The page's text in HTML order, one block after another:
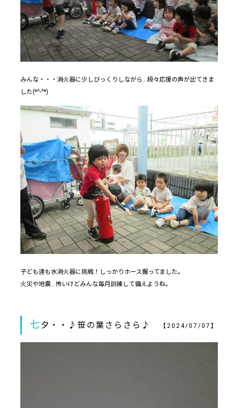
みんな・・・消火器に少しびっくりしながら...段々応援の声が出てきま
した(*^-^*)
子ども達も水消火器に挑戦！しっかりホース握ってました。
火災や地震...怖いけどみんな毎月訓練して備えようね。
七夕・・♪笹の葉さらさら♪ 【2024/07/07】